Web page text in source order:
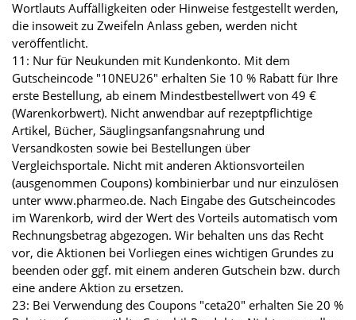
Wortlauts Auffälligkeiten oder Hinweise festgestellt werden,
die insoweit zu Zweifeln Anlass geben, werden nicht
veröffentlicht.
11: Nur für Neukunden mit Kundenkonto. Mit dem
Gutscheincode "10NEU26" erhalten Sie 10 % Rabatt für Ihre
erste Bestellung, ab einem Mindestbestellwert von 49 €
(Warenkorbwert). Nicht anwendbar auf rezeptpflichtige
Artikel, Bücher, Säuglingsanfangsnahrung und
Versandkosten sowie bei Bestellungen über
Vergleichsportale. Nicht mit anderen Aktionsvorteilen
(ausgenommen Coupons) kombinierbar und nur einzulösen
unter www.pharmeo.de. Nach Eingabe des Gutscheincodes
im Warenkorb, wird der Wert des Vorteils automatisch vom
Rechnungsbetrag abgezogen. Wir behalten uns das Recht
vor, die Aktionen bei Vorliegen eines wichtigen Grundes zu
beenden oder ggf. mit einem anderen Gutschein bzw. durch
eine andere Aktion zu ersetzen.
23: Bei Verwendung des Coupons "ceta20" erhalten Sie 20 %